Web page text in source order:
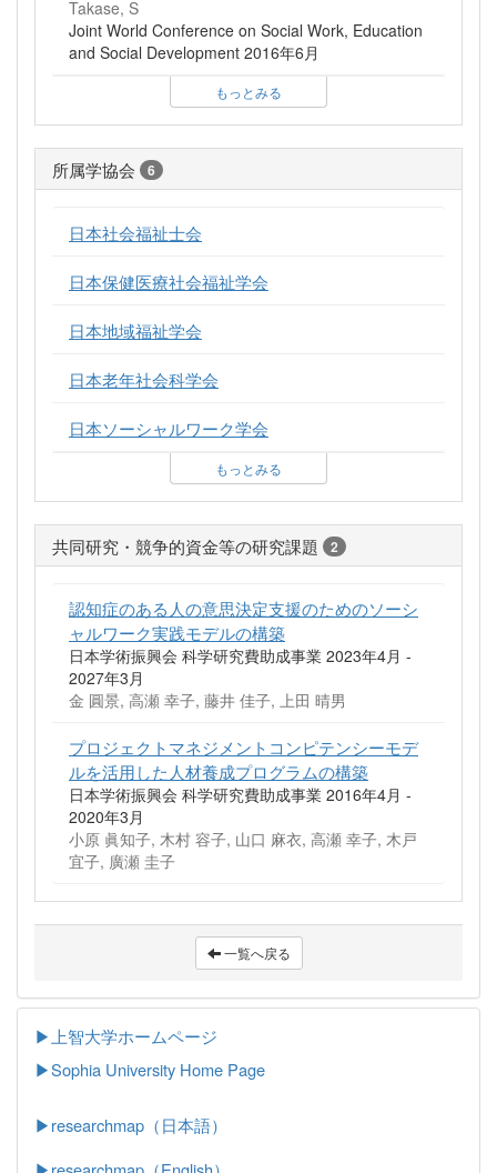
Takase, S
Joint World Conference on Social Work, Education
and Social Development 2016年6月
もっとみる
所属学協会 6
日本社会福祉士会
日本保健医療社会福祉学会
日本地域福祉学会
日本老年社会科学会
日本ソーシャルワーク学会
もっとみる
共同研究・競争的資金等の研究課題 2
認知症のある人の意思決定支援のためのソーシ
ャルワーク実践モデルの構築
日本学術振興会 科学研究費助成事業 2023年4月 -
2027年3月
金 圓景, 高瀬 幸子, 藤井 佳子, 上田 晴男
プロジェクトマネジメントコンピテンシーモデ
ルを活用した人材養成プログラムの構築
日本学術振興会 科学研究費助成事業 2016年4月 -
2020年3月
小原 眞知子, 木村 容子, 山口 麻衣, 高瀬 幸子, 木戸
宜子, 廣瀬 圭子
一覧へ戻る
▶上智大学ホームページ
▶Sophia University Home Page
▶researchmap（日本語）